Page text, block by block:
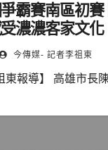
霸賽南區初賽
濃濃客家文化
今傳媒- 記者李祖東
東報導】 高雄市長